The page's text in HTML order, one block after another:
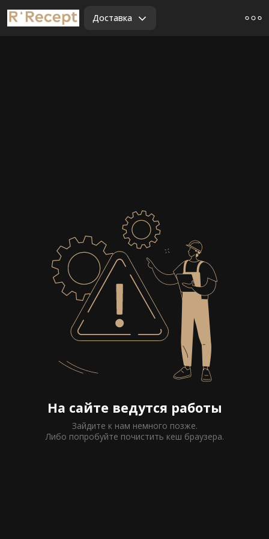
Доставка
На сайте ведутся работы
Зайдите к нам немного позже.
Либо попробуйте почистить кеш браузера.